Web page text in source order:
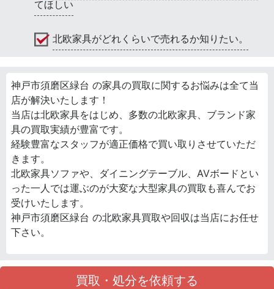
てほしい
北欧家具がどれくらいで売れるか知りたい。
神戸市須磨区緑台 の家具の買取に関するお悩みは全て当
店が解決いたします！
当店は北欧家具をはじめ、多数の北欧家具、ブランド家
具の買取実績が豊富です。
経験豊富なスタッフが適正価格で買い取りさせていただ
きます。
北欧家具ソファや、ダイニングテーブル、AVボードとい
った一人では運ぶのが大変な大型家具の買取も喜んでお
受けいたします。
神戸市須磨区緑台 の北欧家具買取や回収は当店にお任せ
下さい。
買取・処分を依頼する